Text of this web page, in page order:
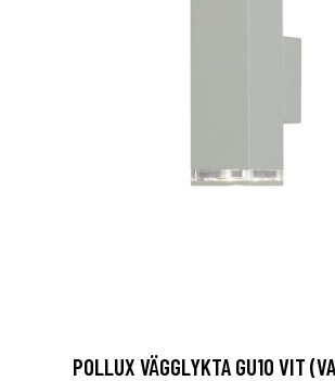
POLLUX VÄGGLYKTA GU10 VIT